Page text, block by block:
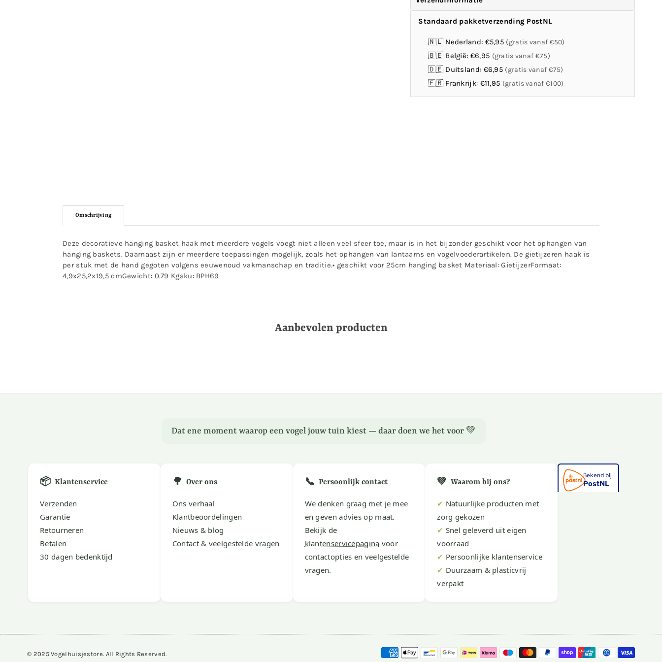
Standaard pakketverzending PostNL
🇳🇱 Nederland: €5,95 (gratis vanaf €50)
🇧🇪 België: €6,95 (gratis vanaf €75)
🇩🇪 Duitsland: €6,95 (gratis vanaf €75)
🇫🇷 Frankrijk: €11,95 (gratis vanaf €100)
Omschrijving
Deze decoratieve hanging basket haak met meerdere vogels voegt niet alleen veel sfeer toe, maar is in het bijzonder geschikt voor het ophangen van
hanging baskets. Daarnaast zijn er meerdere toepassingen mogelijk, zoals het ophangen van lantaarns en vogelvoederartikelen. De gietijzeren haak is
per stuk met de hand gegoten volgens eeuwenoud vakmanschap en traditie.• geschikt voor 25cm hanging basket Materiaal: GietijzerFormaat:
4,9x25,2x19,5 cmGewicht: 0.79 Kgsku: BPH69
Aanbevolen producten
Dat ene moment waarop een vogel jouw tuin kiest — daar doen we het voor 💚
📦 Klantenservice
Verzenden
Garantie
Retourneren
Betalen
30 dagen bedenktijd
🌳 Over ons
Ons verhaal
Klantbeoordelingen
Nieuws & blog
Contact & veelgestelde vragen
📞 Persoonlijk contact
We denken graag met je mee
en geven advies op maat.
Bekijk de
klantenservicepagina voor
contactopties en veelgestelde
vragen.
💚 Waarom bij ons?
✔ Natuurlijke producten met
zorg gekozen
✔ Snel geleverd uit eigen
voorraad
✔ Persoonlijke klantenservice
✔ Duurzaam & plasticvrij
verpakt
© 2025 Vogelhuisjestore. All Rights Reserved.